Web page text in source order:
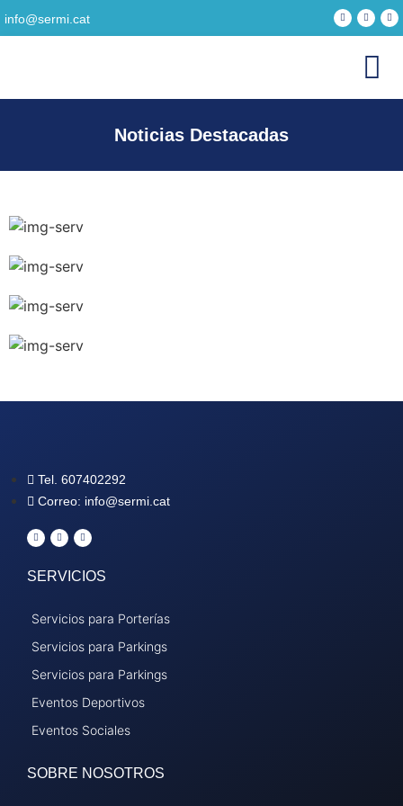
info@sermi.cat
Noticias Destacadas
Tel. 607402292
Correo: info@sermi.cat
SERVICIOS
Servicios para Porterías
Servicios para Parkings
Servicios para Parkings
Eventos Deportivos
Eventos Sociales
SOBRE NOSOTROS
Acepto los Términos y Condiciones